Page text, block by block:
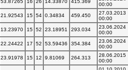
00:00
21.92543 15 54 0.34834 459.450
27.03.2013
00:00
13.23970 15 52 23.18951 293.034
23.06.2024
00:00
22.24422 17 52 53.59436 354.384
23.06.2024
00:00
23.91978 15 12 9.81069 264.313
28.06.2015
00:00